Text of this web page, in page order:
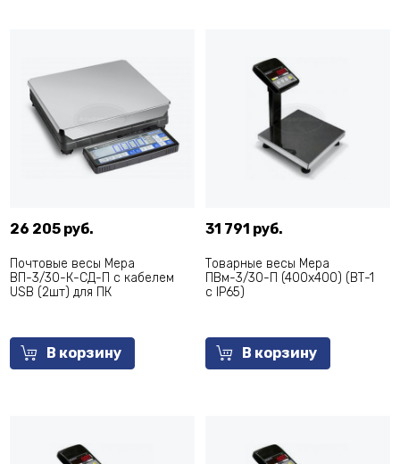
26 205 руб.
Почтовые весы Мера
ВП-3/30-К-СД-П с кабелем
USB (2шт) для ПК
В корзину
31 791 руб.
Товарные весы Мера
ПВм-3/30-П (400х400) (ВТ-1
c IP65)
В корзину